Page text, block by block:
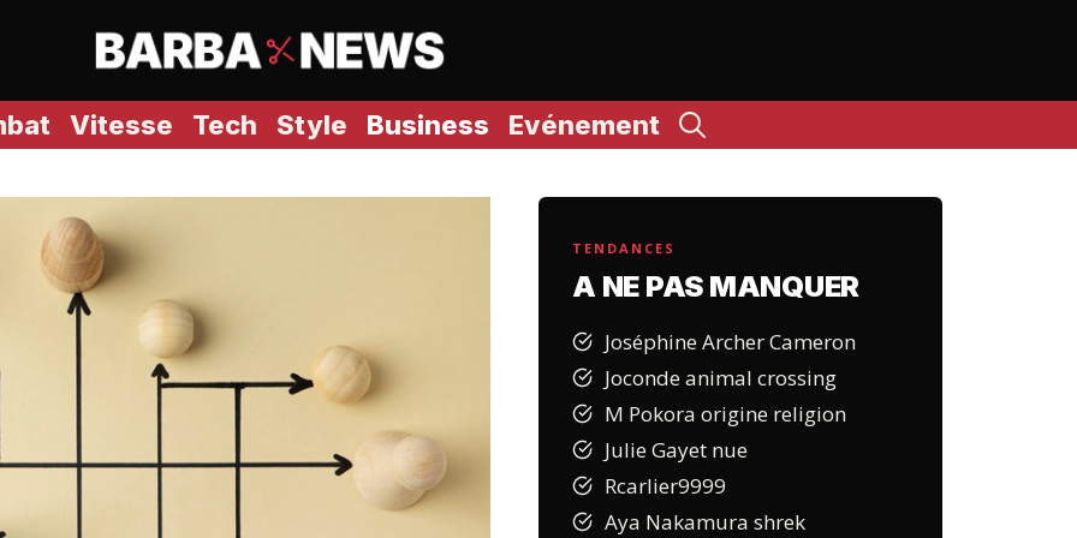
Vitesse Tech Style Business Evénement
TENDANCES
A NE PAS MANQUER
Joséphine Archer Cameron
Joconde animal crossing
M Pokora origine religion
Julie Gayet nue
Rcarlier9999
Aya Nakamura shrek